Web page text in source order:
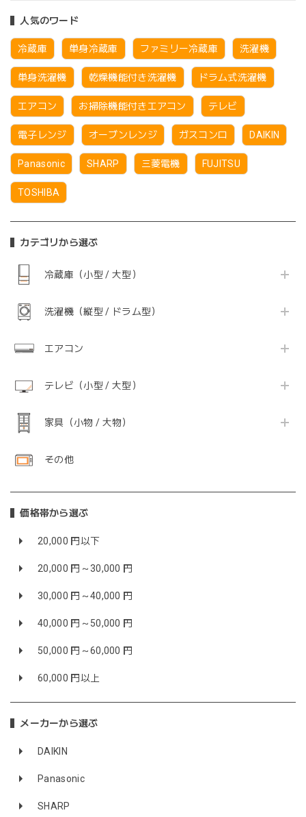
人気のワード
冷蔵庫 単身冷蔵庫 ファミリー冷蔵庫 洗濯機
単身洗濯機 乾燥機能付き洗濯機 ドラム式洗濯機
エアコン お掃除機能付きエアコン テレビ
電子レンジ オーブンレンジ ガスコンロ DAIKIN
Panasonic SHARP 三菱電機 FUJITSU
TOSHIBA
カテゴリから選ぶ
冷蔵庫（小型 / 大型）
洗濯機（縦型 / ドラム型）
エアコン
テレビ（小型 / 大型）
家具（小物 / 大物）
その他
価格帯から選ぶ
20,000 円以下
20,000 円～30,000 円
30,000 円～40,000 円
40,000 円～50,000 円
50,000 円～60,000 円
60,000 円以上
メーカーから選ぶ
DAIKIN
Panasonic
SHARP